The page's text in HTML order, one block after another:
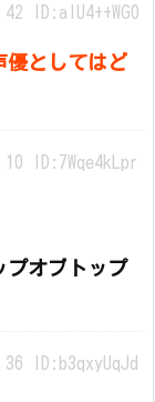
ID:alU4++WG0
優としてはど
ID:7Wqe4kLpr
プオブトップ
ID:b3qxyUqJd